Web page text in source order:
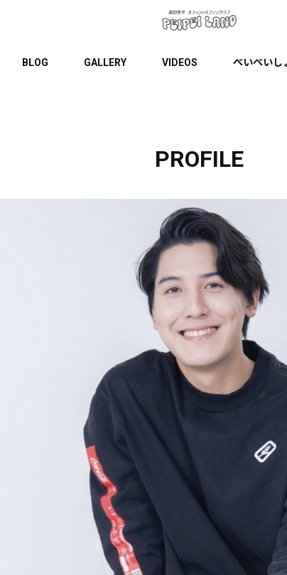
BLOG GALLERY VIDEOS ぺいぺいし
PROFILE